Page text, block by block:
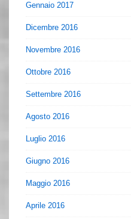
Gennaio 2017
Dicembre 2016
Novembre 2016
Ottobre 2016
Settembre 2016
Agosto 2016
Luglio 2016
Giugno 2016
Maggio 2016
Aprile 2016